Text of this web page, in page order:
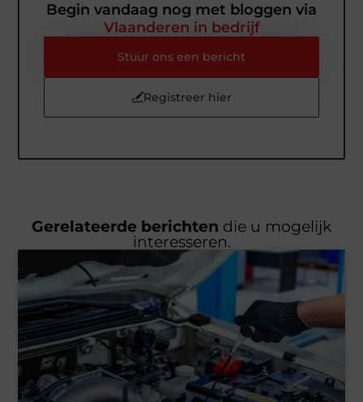
Begin vandaag nog met bloggen via
Vlaanderen in bedrijf
Stuur ons een bericht
Registreer hier
Gerelateerde berichten die u mogelijk
interesseren.